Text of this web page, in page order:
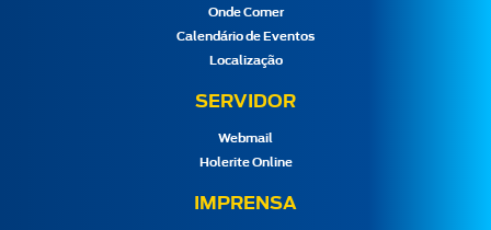
Onde Comer
Calendário de Eventos
Localização
SERVIDOR
Webmail
Holerite Online
IMPRENSA